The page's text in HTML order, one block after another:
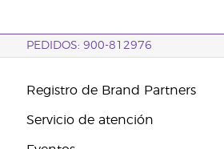
PEDIDOS: 900-812976
Registro de Brand Partners
Servicio de atención